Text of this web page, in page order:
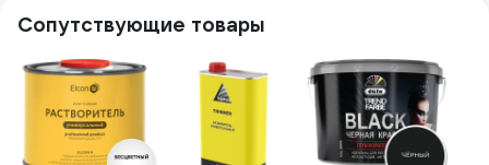
Сопутствующие товары